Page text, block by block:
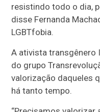
resistindo todo o dia,
disse Fernanda
LGBTfobia.
A ativista transgênero
do grupo
valorização daqueles
há tanto tempo.